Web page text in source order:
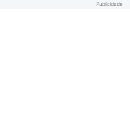
Publicidade